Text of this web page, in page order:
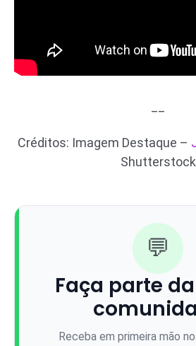
Créditos: Imagem Destaque –
Shutterstock
💬
Faça parte
Receba em primeira mão